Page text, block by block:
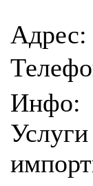
Адрес:
Инфо: